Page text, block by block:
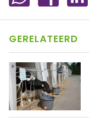
GERELATEERD